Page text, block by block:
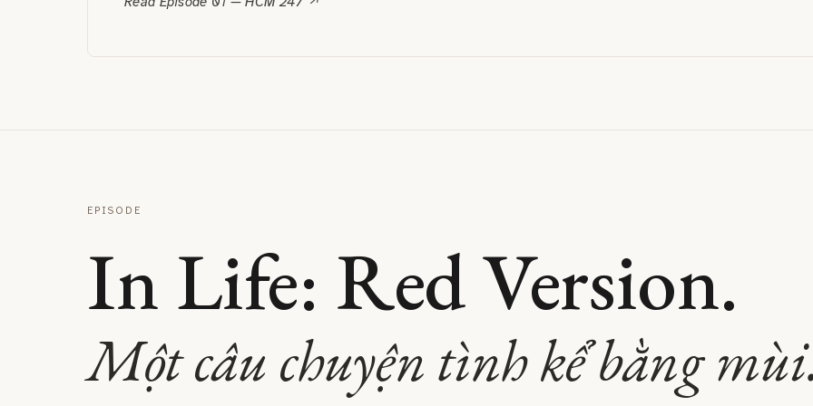
EPISODE
In Life: Red Version.
Một câu chuyện tình kể bằng